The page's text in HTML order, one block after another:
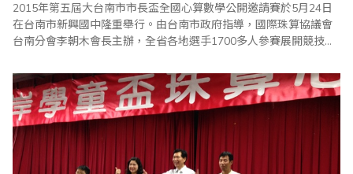
2015年第五屆大台南市市長盃全國心算數學公開邀請賽於5月24日
在台南市新興國中隆重舉行。由台南市政府指導，國際珠算協議會
台南分會李朝木會長主辦，全省各地選手1700多人參賽展開競技，
助與配合，使得比賽圓滿成功。 比賽試題並於當天在會場現場拆
封，所有家長老師都很讚許此一公平、公正、公開的措施，家長可
以臨場感受比賽情形，使會場熱鬧滾滾，..